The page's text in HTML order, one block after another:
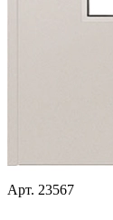
Арт. 23567